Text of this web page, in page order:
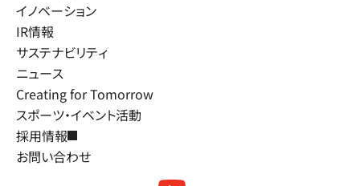
イノベーション
IR情報
サステナビリティ
ニュース
Creating for Tomorrow
スポーツ・イベント活動
採用情報
お問い合わせ